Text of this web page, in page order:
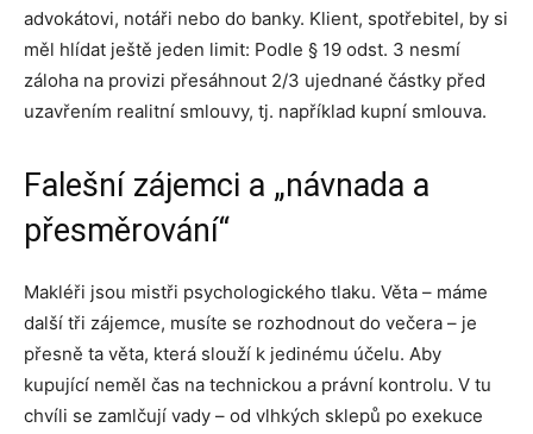
advokátovi, notáři nebo do banky. Klient, spotřebitel, by si
měl hlídat ještě jeden limit: Podle § 19 odst. 3 nesmí
záloha na provizi přesáhnout 2/3 ujednané částky před
uzavřením realitní smlouvy, tj. například kupní smlouva.
Falešní zájemci a „návnada a
přesměrování“
Makléři jsou mistři psychologického tlaku. Věta – máme
další tři zájemce, musíte se rozhodnout do večera – je
přesně ta věta, která slouží k jedinému účelu. Aby
kupující neměl čas na technickou a právní kontrolu. V tu
chvíli se zamlčují vady – od vlhkých sklepů po exekuce